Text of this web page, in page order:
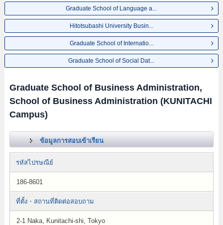
Graduate School of Language a...
Hitotsubashi University Busin...
Graduate School of Internatio...
Graduate School of Social Dat...
Graduate School of Business Administration,
School of Business Administration (KUNITACHI
Campus)
ข้อมูลการสอบเข้าเรียน
รหัสไปรษณีย์
186-8601
ที่ตั้ง・สถานที่ติดต่อสอบถาม
2-1 Naka, Kunitachi-shi, Tokyo